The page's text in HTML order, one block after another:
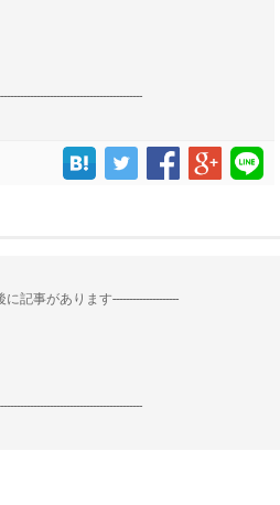
に記事があります--------------------